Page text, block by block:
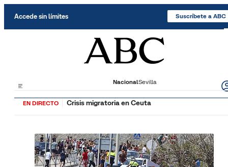
Accede sin límites Suscríbete a ABC
NacionalSevilla
EN DIRECTO Crisis migratoria en Ceuta